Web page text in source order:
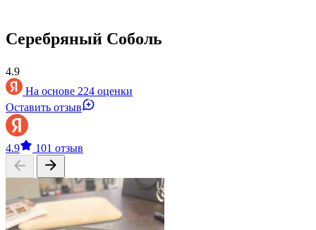
Серебряный Соболь
4.9
На основе 224 оценки
Оставить отзыв
4.9 101 отзыв